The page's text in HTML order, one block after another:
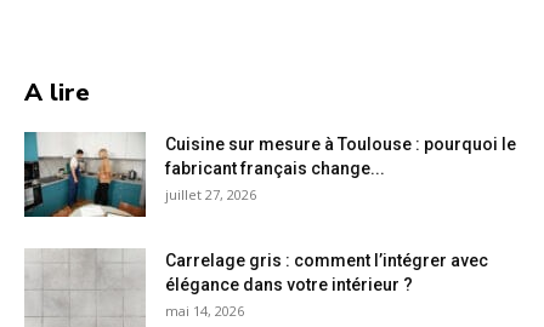
A lire
Cuisine sur mesure à Toulouse : pourquoi le
fabricant français change...
juillet 27, 2026
Carrelage gris : comment l’intégrer avec
élégance dans votre intérieur ?
mai 14, 2026